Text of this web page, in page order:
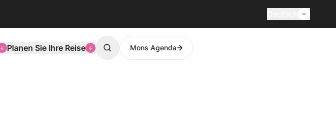
Planen Sie Ihre Reise Search Mons Agenda